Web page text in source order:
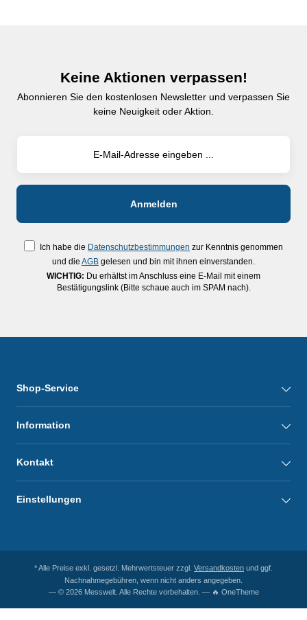
Keine Aktionen verpassen!
Abonnieren Sie den kostenlosen Newsletter und verpassen Sie
keine Neuigkeit oder Aktion.
Ich habe die Datenschutzbestimmungen zur Kenntnis genommen
und die AGB gelesen und bin mit ihnen einverstanden.
WICHTIG: Du erhältst im Anschluss eine E-Mail mit einem
Bestätigungslink (Bitte schaue auch im SPAM nach).
Shop-Service
Information
Kontakt
Einstellungen
* Alle Preise exkl. gesetzl. Mehrwertsteuer zzgl. Versandkosten und ggf.
Nachnahmegebühren, wenn nicht anders angegeben.
— © 2026 Messwelt. Alle Rechte vorbehalten. — 🔥 OneTheme